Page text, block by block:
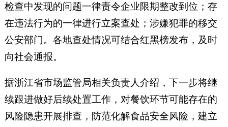
检查中发现的问题一律责令企业限期整改到位；存
在违法行为的一律进行立案查处；涉嫌犯罪的移交
公安部门。各地查处情况可结合红黑榜发布，及时
向社会通报。
据浙江省市场监管局相关负责人介绍，下一步将继
续跟进做好后续处置工作，对餐饮环节可能存在的
风险隐患开展排查，防范化解食品安全风险，建立